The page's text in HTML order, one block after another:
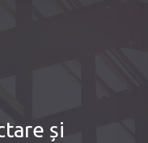
și